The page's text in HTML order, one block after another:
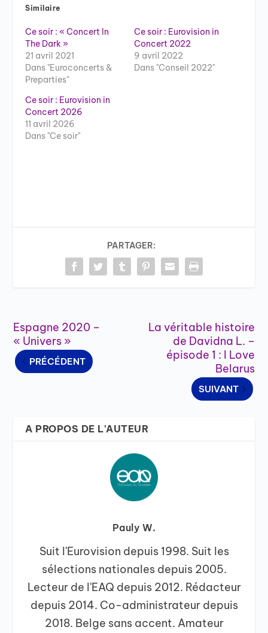
Similaire
Ce soir : « Concert In
The Dark »
21 avril 2021
Dans "Euroconcerts &
Preparties"
Ce soir : Eurovision in
Concert 2022
9 avril 2022
Dans "Conseil 2022"
Ce soir : Eurovision in
Concert 2026
11 avril 2026
Dans "Ce soir"
PARTAGER:
Espagne 2020 –
« Univers »
PRÉCÉDENT
La véritable histoire
de Davidna L. –
épisode 1 : I Love
Belarus
SUIVANT
A PROPOS DE L'AUTEUR
Pauly W.
Suit l'Eurovision depuis 1998. Suit les
sélections nationales depuis 2005.
Lecteur de l'EAQ depuis 2012. Rédacteur
depuis 2014. Co-administrateur depuis
2018. Belge sans accent. Amateur